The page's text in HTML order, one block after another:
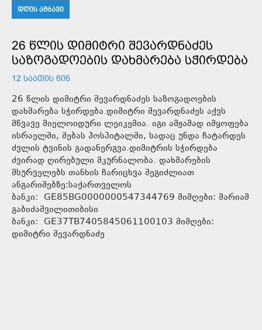
ᲓᲦᲘᲡ ᲐᲛᲑᲐᲕᲘ
26 ᲬᲚᲘᲡ ᲓᲘᲛᲘᲢᲠᲘ ᲨᲔᲕᲐᲠᲓᲜᲐᲫᲔᲡ
ᲡᲐᲖᲝᲒᲐᲓᲝᲔᲑᲘᲡ ᲓᲐᲮᲛᲐᲠᲔᲑᲐ ᲡᲭᲘᲠᲓᲔᲑᲐ
12 ᲡᲐᲐᲗᲘᲡ ᲬᲘᲜ
26 წლის დიმიტრი შევარდნაძეს საზოგადოების
დახმარება სჭირდება.დიმიტრი შევარდნაძეს აქვს
მწვავე მიელოიდური ლეიკემია. იგი ამჟამად იმყოფება
ისრაელში, შებას ჰოსპიტალში, სადაც უნდა ჩატარდეს
ძვლის ტვინის გადანერგვა.დიმიტრის სჭირდება
ძვირად ღირებული მკურნალობა. დახმარების
მსურველებს თანხის ჩარიცხვა შეგიძლიათ
ანგარიშებზე:საქართველოს
ბანკი: GE85BG0000000547344769 მიმღები: მარიამ
გაბიძაშვილითიბისი
ბანკი: GE37TB7405845061100103 მიმღები:
დიმიტრი შევარდნაძე